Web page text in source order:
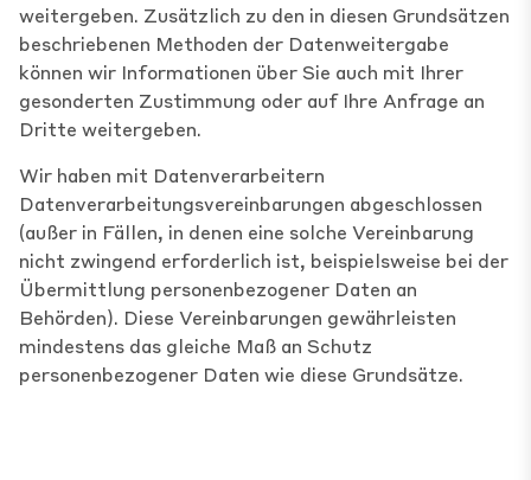
weitergeben. Zusätzlich zu den in diesen Grundsätzen
beschriebenen Methoden der Datenweitergabe
können wir Informationen über Sie auch mit Ihrer
gesonderten Zustimmung oder auf Ihre Anfrage an
Dritte weitergeben.
Wir haben mit Datenverarbeitern
Datenverarbeitungsvereinbarungen abgeschlossen
(außer in Fällen, in denen eine solche Vereinbarung
nicht zwingend erforderlich ist, beispielsweise bei der
Übermittlung personenbezogener Daten an
Behörden). Diese Vereinbarungen gewährleisten
mindestens das gleiche Maß an Schutz
personenbezogener Daten wie diese Grundsätze.